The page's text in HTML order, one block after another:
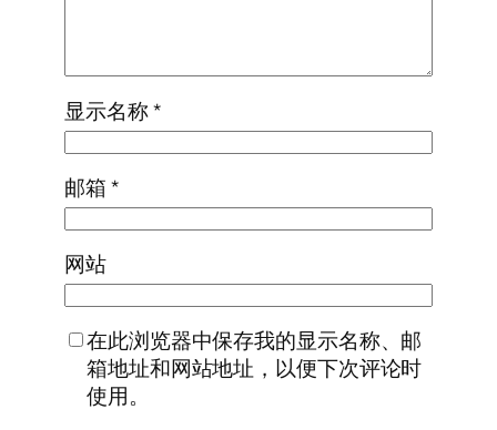
显示名称*
邮箱*
网站
在此浏览器中保存我的显示名称、邮
箱地址和网站地址，以便下次评论时
使用。